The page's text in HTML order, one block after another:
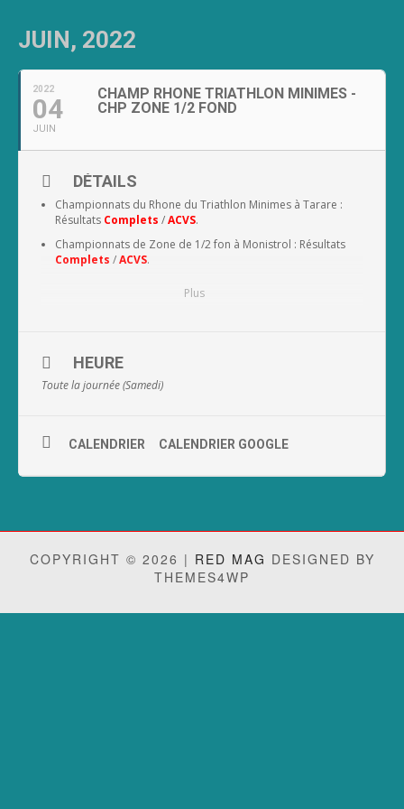
JUIN, 2022
2022
04
JUIN
CHAMP RHONE TRIATHLON MINIMES -
CHP ZONE 1/2 FOND
Plus
DÉTAILS
Championnats du Rhone du Triathlon Minimes à Tarare :
Résultats Complets /ACVS.
Championnats de Zone de 1/2 fon à Monistrol : Résultats
Complets /ACVS.
HEURE
Toute la journée (Samedi)
CALENDRIER CALENDRIER GOOGLE
COPYRIGHT © 2026 | RED MAG DESIGNED BY
THEMES4WP